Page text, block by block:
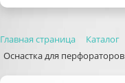
Главная страница Каталог
Оснастка для перфораторов